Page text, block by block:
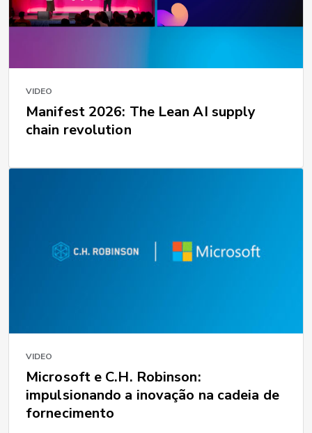
VIDEO
Manifest 2026: The Lean AI supply
chain revolution
VIDEO
Microsoft e C.H. Robinson:
impulsionando a inovação na cadeia de
fornecimento